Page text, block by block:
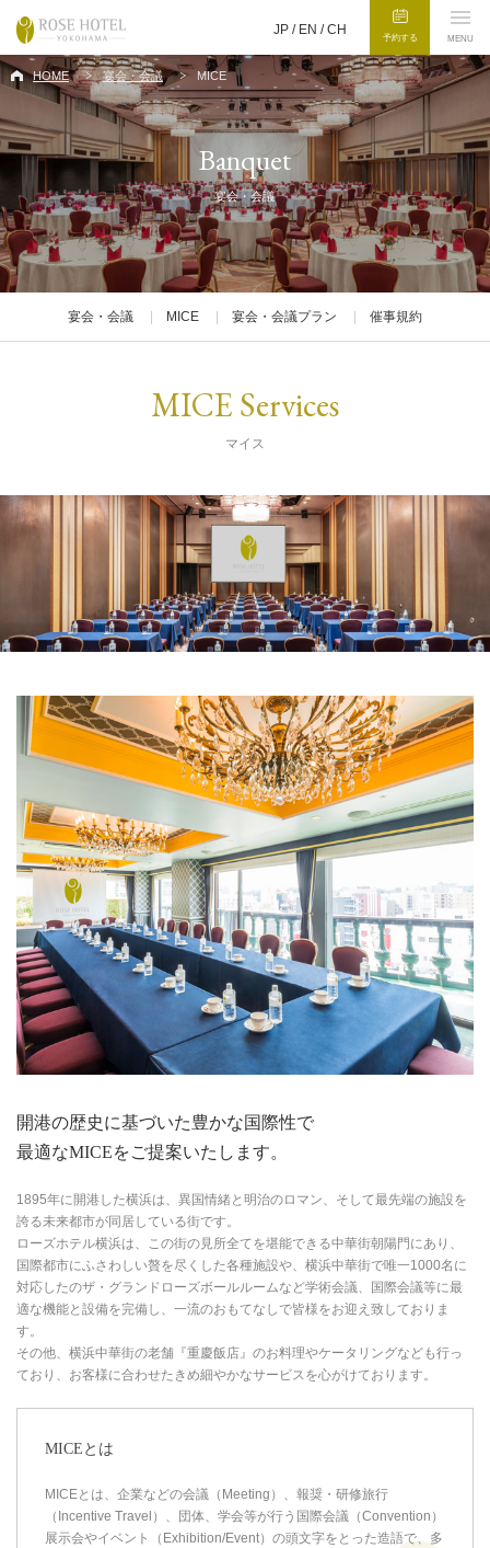
JP / EN /CH
予約する MENU
HOME 宴会・会議 MICE
Banquet
宴会・会議
宴会・会議 MICE 宴会・会議プラン 催事規約
MICE Services
マイス
開港の歴史に基づいた豊かな国際性で
最適なMICEをご提案いたします。
1895年に開港した横浜は、異国情緒と明治のロマン、そして最先端の施設を
誇る未来都市が同居している街です。
ローズホテル横浜は、この街の見所全てを堪能できる中華街朝陽門にあり、
国際都市にふさわしい贅を尽くした各種施設や、横浜中華街で唯一1000名に
対応したのザ・グランドローズボールルームなど学術会議、国際会議等に最
適な機能と設備を完備し、一流のおもてなしで皆様をお迎え致しておりま
す。
その他、横浜中華街の老舗『重慶飯店』のお料理やケータリングなども行っ
ており、お客様に合わせたきめ細やかなサービスを心がけております。
MICEとは
MICEとは、企業などの会議（Meeting）、報奨・研修旅行
（Incentive Travel）、団体、学会等が行う国際会議（Convention）
展示会やイベント（Exhibition/Event）の頭文字をとった造語で、多